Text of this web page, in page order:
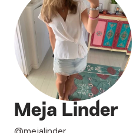
Meja Linder